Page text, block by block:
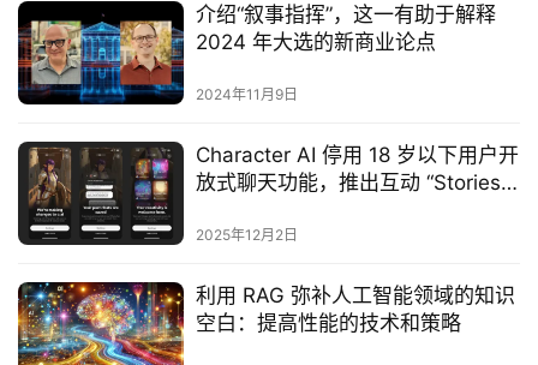
介绍“叙事指挥”，这一有助于解释
2024 年大选的新商业论点
2024年11月9日
Character AI 停用 18 岁以下用户开
放式聊天功能，推出互动 “Stories”
2025年12月2日
利用 RAG 弥补人工智能领域的知识
空白：提高性能的技术和策略